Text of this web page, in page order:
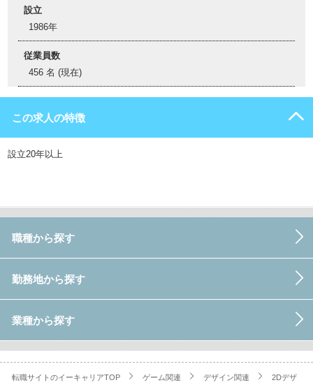
設立
1986年
従業員数
456 名 (現在)
この求人の特徴
設立20年以上
職種から探す
勤務地から探す
業種から探す
転職サイトのイーキャリアTOP ゲーム関連 デザイン関連
2Dデザ